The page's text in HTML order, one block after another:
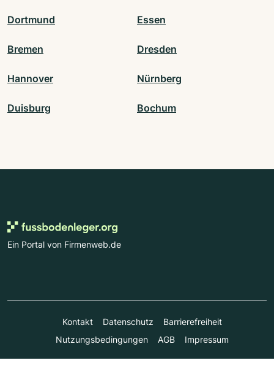
Dortmund Essen
Bremen Dresden
Hannover Nürnberg
Duisburg Bochum
Ein Portal von Firmenweb.de
Kontakt Datenschutz
Barrierefreiheit
Nutzungsbedingungen
AGB Impressum